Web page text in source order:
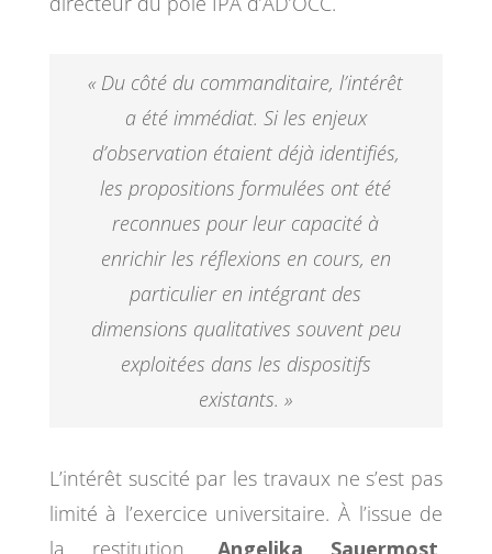
« Du côté du commanditaire, l’intérêt
a été immédiat. Si les enjeux
d’observation étaient déjà identifiés,
les propositions formulées ont été
reconnues pour leur capacité à
enrichir les réflexions en cours, en
particulier en intégrant des
dimensions qualitatives souvent peu
exploitées dans les dispositifs
existants. »
L’intérêt suscité par les travaux ne s’est pas
limité à l’exercice universitaire. À l’issue de
la restitution, Angelika Sauermost,